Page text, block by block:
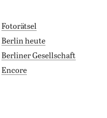
Fotorätsel
Berlin heute
Berliner Gesellschaft
Encore